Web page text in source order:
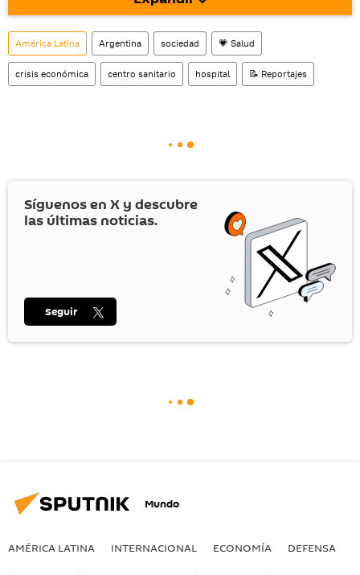
También tenemos una cuenta en la red
social rusa VK .
América Latina Argentina sociedad 💗 Salud
crisis económica centro sanitario hospital 📝 Reportajes
Síguenos en X y descubre
las últimas noticias.
Seguir
Mundo
AMÉRICA LATINA INTERNACIONAL ECONOMÍA DEFENSA